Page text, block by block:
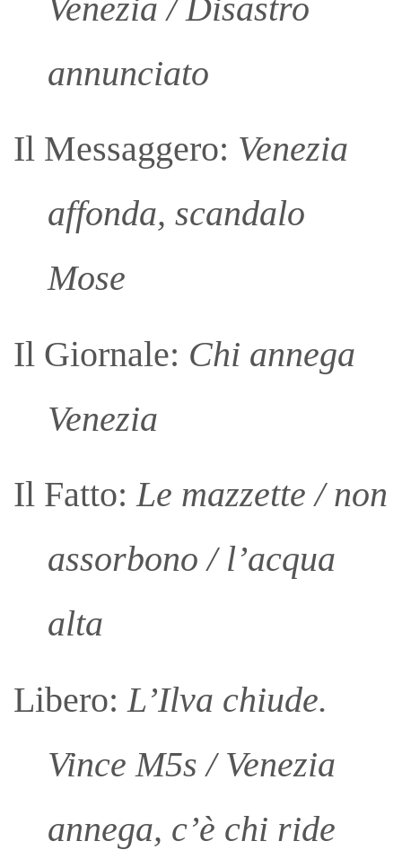
Venezia / Disastro
annunciato
Il Messaggero: Venezia
affonda, scandalo
Mose
Il Giornale: Chi annega
Venezia
Il Fatto:Le mazzette / non
assorbono / l’acqua
alta
Libero: L’Ilva chiude.
Vince M5s / Venezia
annega, c’è chi ride